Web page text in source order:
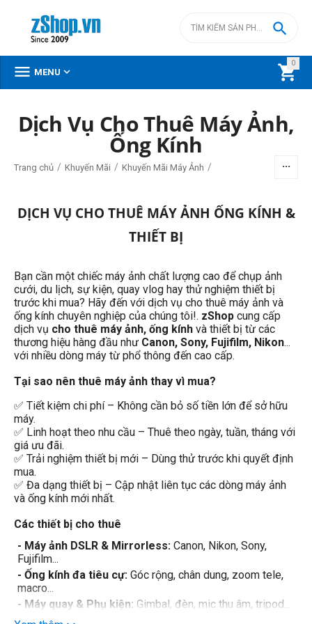
0


 MENU 
BỘ LỌC
đ – đ
0đ 145990000
Dòng máy ảnh
Canon DSLR
Canon R
Thể loại lens
Macro Lens
Standard Lens
Telephoto Lens
Wide Lens
Zoom Lens
Cấp độ chuyên nghiệp
Người mới chơi
Dịch Vụ Cho Thuê Máy Ảnh,
Ống Kính
Trang chủ / Khuyến Mãi / Khuyến Mãi Máy Ảnh /
DỊCH VỤ CHO THUÊ MÁY ẢNH ỐNG KÍNH &
THIẾT BỊ
Bạn cần một chiếc máy ảnh chất lượng cao để chụp ảnh
cưới, du lịch, sự kiện, quay vlog hay thử nghiệm thiết bị
trước khi mua? Hãy đến với dịch vụ cho thuê máy ảnh và
ống kính chuyên nghiệp của chúng tôi!. zShop cung cấp
dịch vụ cho thuê máy ảnh, ống kính và thiết bị từ các
thương hiệu hàng đầu như Canon, Sony, Fujifilm, Nikon...
với nhiều dòng máy từ phổ thông đến cao cấp.
Tại sao nên thuê máy ảnh thay vì mua?
✅ Tiết kiệm chi phí – Không cần bỏ số tiền lớn để sở hữu
máy.
✅ Linh hoạt theo nhu cầu – Thuê theo ngày, tuần, tháng với
giá ưu đãi.
✅ Trải nghiệm thiết bị mới – Dùng thử trước khi quyết định
mua.
✅ Đa dạng thiết bị – Cập nhật liên tục các dòng máy ảnh
và ống kính mới nhất.
Các thiết bị cho thuê
- Máy ảnh DSLR & Mirrorless: Canon, Nikon, Sony,
Fujifilm...
- Ống kính đa tiêu cự: Góc rộng, chân dung, zoom tele,
macro...
- Máy quay & Phụ kiện: Gimbal, đèn, mic thu âm, tripod...